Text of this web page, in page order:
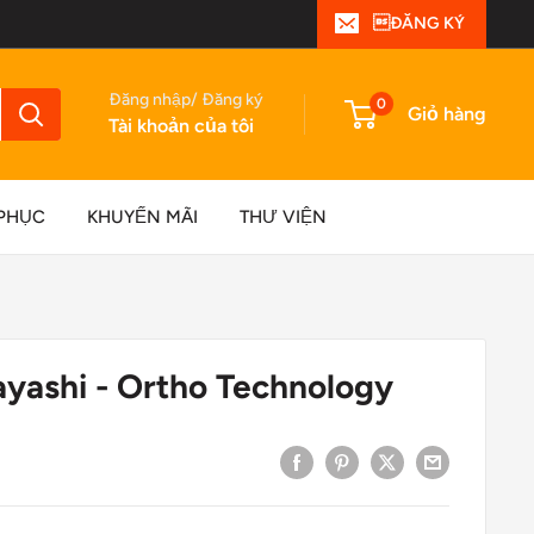
ĐĂNG KÝ
Đăng nhập/ Đăng ký
Tài khoản của tôi
0 Giỏ hàng
KHUYẾN MÃI THƯ VIỆN
- Ortho Technology